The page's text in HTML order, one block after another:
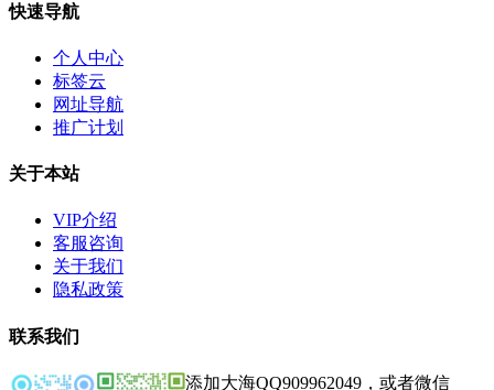
快速导航
个人中心
标签云
网址导航
推广计划
关于本站
VIP介绍
客服咨询
关于我们
隐私政策
联系我们
添加大海QQ909962049，或者微信